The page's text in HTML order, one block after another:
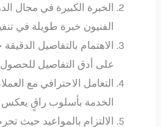
الخبرة الكبيرة في مجال
الفنيون خبرة طويلة في
الاهتمام بالتفاصيل
على أدق التفاصيل للحصول
التعامل الاحترافي مع
الخدمة بأسلوب راقٍ يعكس
الالتزام بالمواعيد حيث